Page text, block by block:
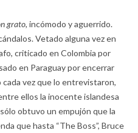
grato, incómodo y aguerrido.
Vetado alguna vez en
criticado en Colombia por
en Paraguay por encerrar
vez que lo entrevistaron,
ellos la inocente islandesa
obtuvo un empujón que la
que hasta “The Boss”, Bruce